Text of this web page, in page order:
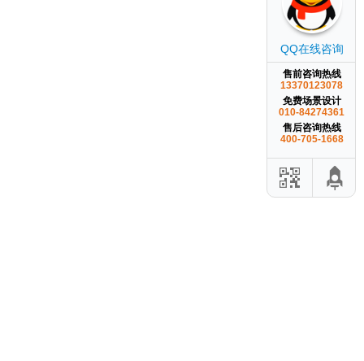
QQ在线咨询
售前咨询热线
13370123078
免费场景设计
010-84274361
售后咨询热线
400-705-1668